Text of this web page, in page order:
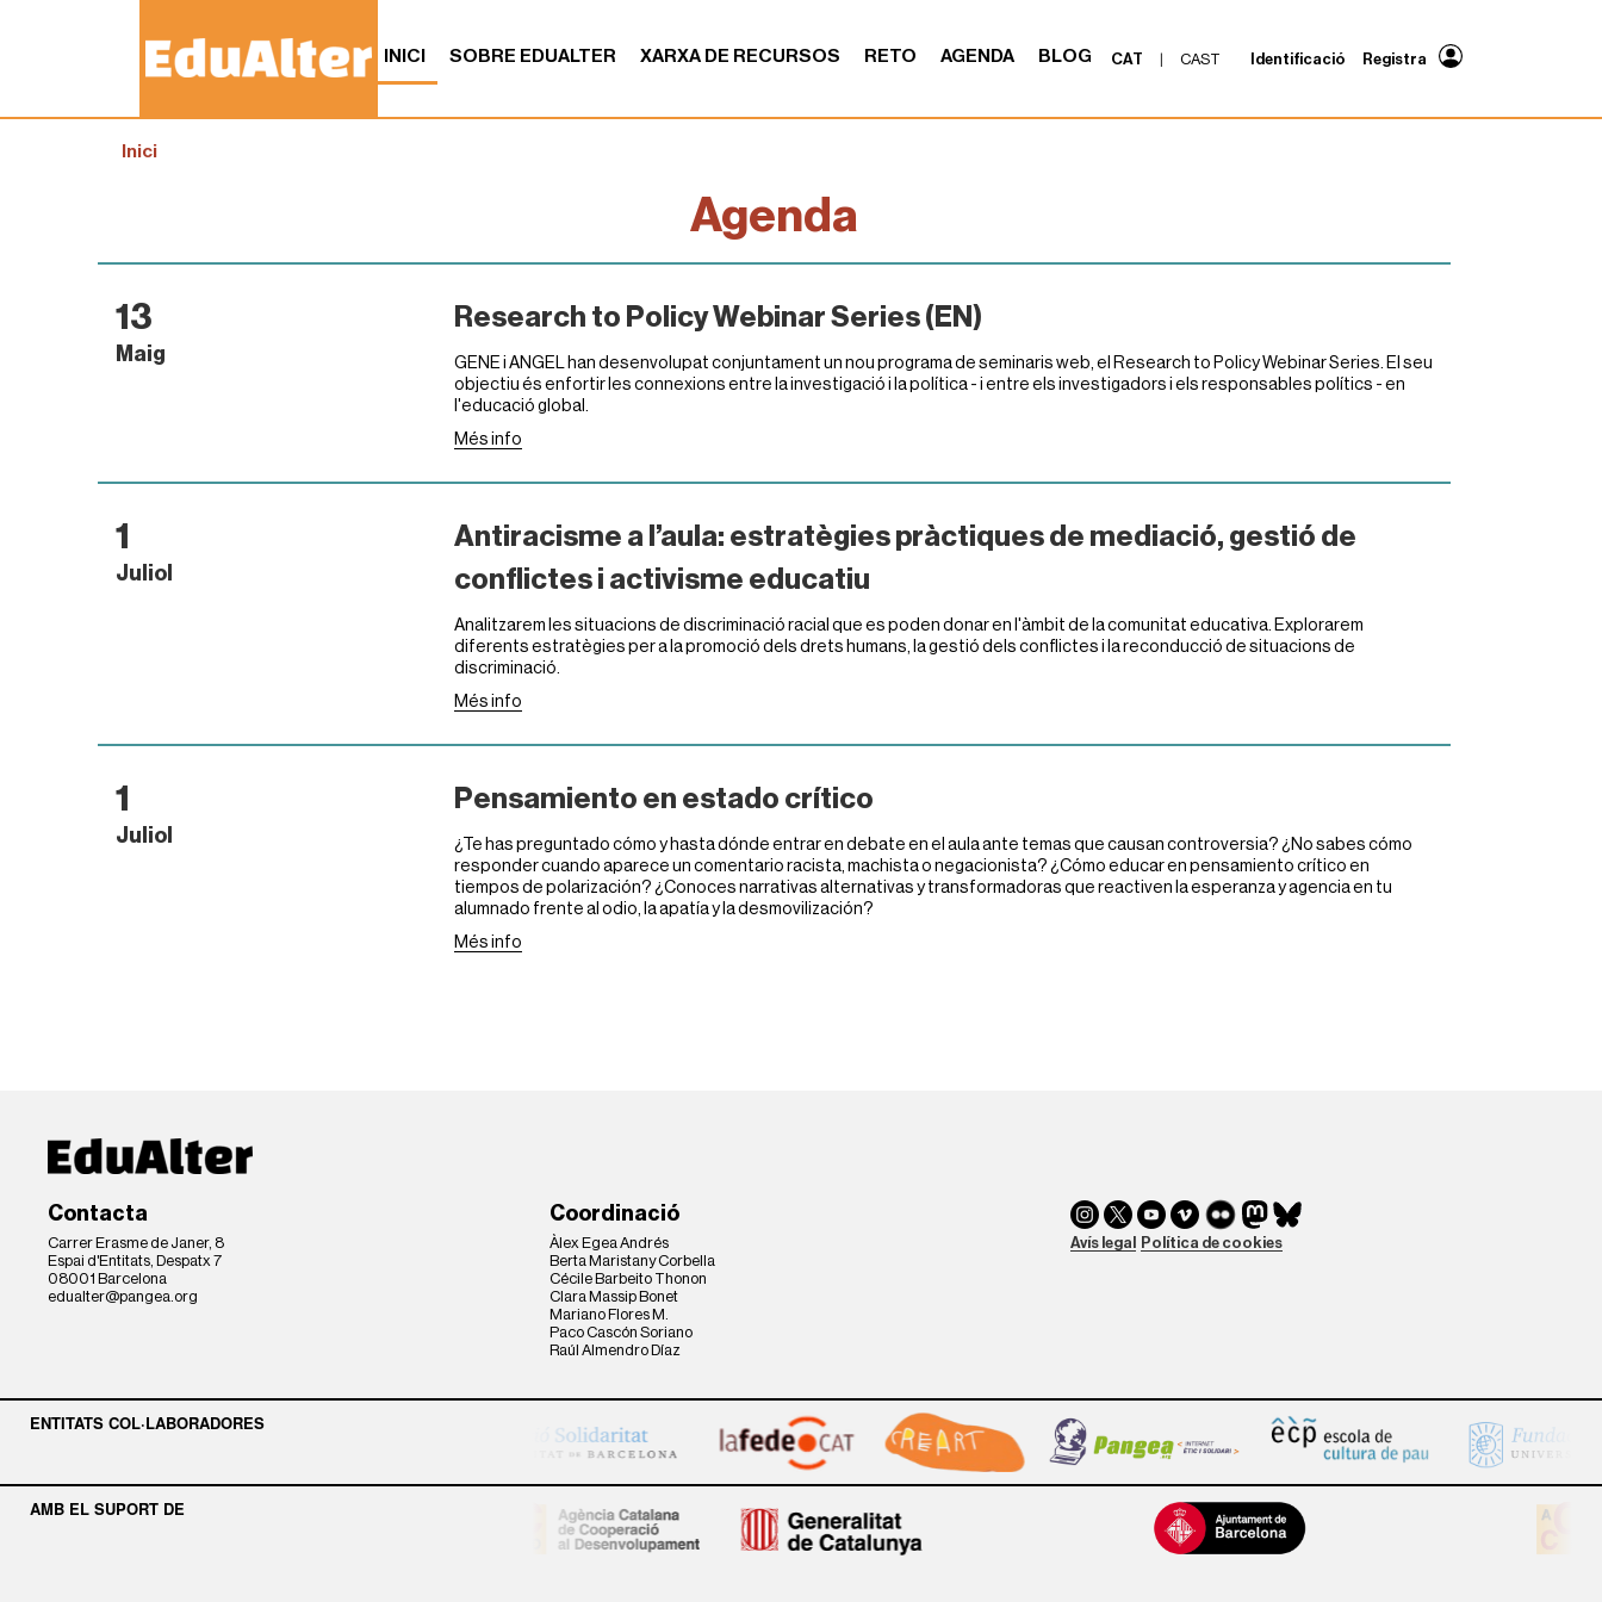
INICI SOBRE EDUALTER XARXA DE RECURSOS RETO AGENDA BLOG CAT | CAST Identificació Registra
oInici
Agenda
13
Maig
Research to Policy Webinar Series (EN)
GENE i ANGEL han desenvolupat conjuntament un nou programa de seminaris web, el Research to Policy Webinar Series. El seu
objectiu és enfortir les connexions entre la investigació i la política - i entre els investigadors i els responsables polítics - en
l'educació global.
Més info
1
Juliol
Antiracisme a l’aula: estratègies pràctiques de mediació, gestió de
conflictes i activisme educatiu
Analitzarem les situacions de discriminació racial que es poden donar en l'àmbit de la comunitat educativa. Explorarem
diferents estratègies per a la promoció dels drets humans, la gestió dels conflictes i la reconducció de situacions de
discriminació.
Més info
1
Juliol
Pensamiento en estado crítico
¿Te has preguntado cómo y hasta dónde entrar en debate en el aula ante temas que causan controversia? ¿No sabes cómo
responder cuando aparece un comentario racista, machista o negacionista? ¿Cómo educar en pensamiento crítico en
tiempos de polarización? ¿Conoces narrativas alternativas y transformadoras que reactiven la esperanza y agencia en tu
alumnado frente al odio, la apatía y la desmovilización?
Més info
Contacta
Carrer Erasme de Janer, 8
Espai d'Entitats, Despatx 7
08001 Barcelona
edualter@pangea.org
Coordinació
Àlex Egea Andrés
Berta Maristany Corbella
Cécile Barbeito Thonon
Clara Massip Bonet
Mariano Flores M.
Paco Cascón Soriano
Raúl Almendro Díaz
Avís legal Política de cookies
ENTITATS COL·LABORADORES
AMB EL SUPORT DE